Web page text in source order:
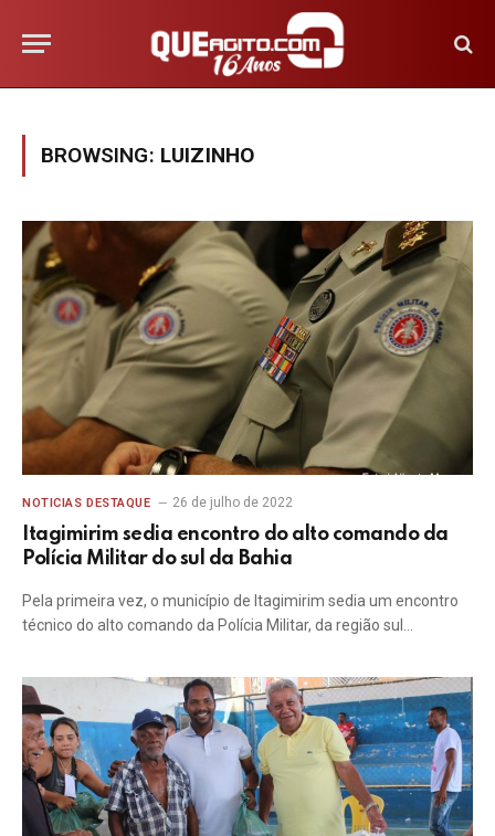
BROWSING: LUIZINHO
NOTICIAS DESTAQUE 26 de julho de 2022
Itagimirim sedia encontro do alto comando da
Polícia Militar do sul da Bahia
Pela primeira vez, o município de Itagimirim sedia um encontro
técnico do alto comando da Polícia Militar, da região sul…